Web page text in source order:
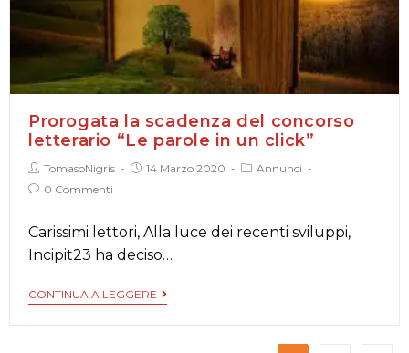
Prorogata la scadenza del concorso
letterario “Le parole in un click”
TomasoNigris 14 Marzo 2020
Annunci
0 Commenti
Carissimi lettori, Alla luce dei recenti sviluppi,
Incipit23 ha deciso…
CONTINUA A LEGGERE